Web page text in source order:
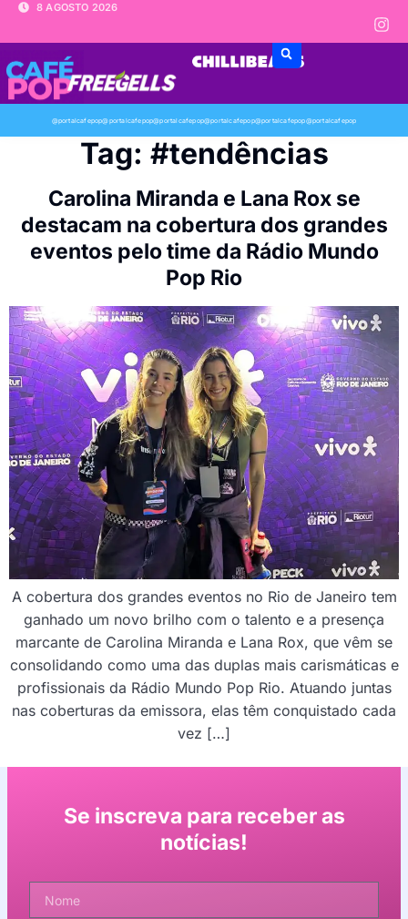
8 AGOSTO 2026
@portalcafepop@portalcafepop@portalcafepop@portalcafepop@portalcafepop@portalcafepop
Tag: #tendências
Carolina Miranda e Lana Rox se
destacam na cobertura dos grandes
eventos pelo time da Rádio Mundo
Pop Rio
A cobertura dos grandes eventos no Rio de Janeiro tem
ganhado um novo brilho com o talento e a presença
marcante de Carolina Miranda e Lana Rox, que vêm se
consolidando como uma das duplas mais carismáticas e
profissionais da Rádio Mundo Pop Rio. Atuando juntas
nas coberturas da emissora, elas têm conquistado cada
vez […]
Se inscreva para receber as
notícias!